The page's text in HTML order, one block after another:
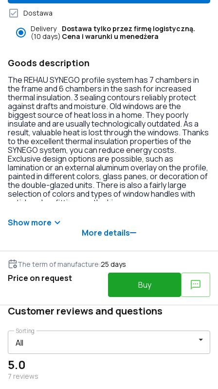
Dostawa
Delivery
(10 days)
Dostawa tylko przez firmę logistyczną.
Cena i warunki u menedżera
Goods description
The REHAU SYNEGO profile system has 7 chambers in
the frame and 6 chambers in the sash for increased
thermal insulation. 3 sealing contours reliably protect
against drafts and moisture. Old windows are the
biggest source of heat loss in a home. They poorly
insulate and are usually technologically outdated. As a
result, valuable heat is lost through the windows. Thanks
to the excellent thermal insulation properties of the
SYNEGO system, you can reduce energy costs.
Exclusive design options are possible, such as
lamination or an external aluminum overlay on the profile,
painted in different colors, glass panes, or decoration of
the double-glazed units. There is also a fairly large
selection of colors and types of window handles with
anti-burglary fittings on the hinges.
Show more
More details
The term of manufacture:25 days
Price on request
Buy
Customer reviews and questions
5.0
7 reviews
Sorting